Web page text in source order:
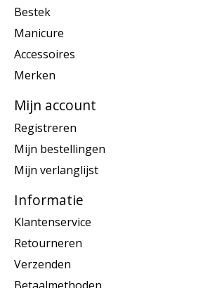
Bestek
Manicure
Accessoires
Merken
Mijn account
Registreren
Mijn bestellingen
Mijn verlanglijst
Informatie
Klantenservice
Retourneren
Verzenden